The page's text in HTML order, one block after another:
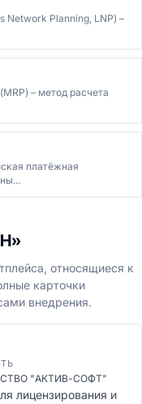
Network Planning, LNP) –
– метод расчета
платёжная
относящиеся к
карточки
внедрения.
"АКТИВ-СОФТ"
лицензирования и